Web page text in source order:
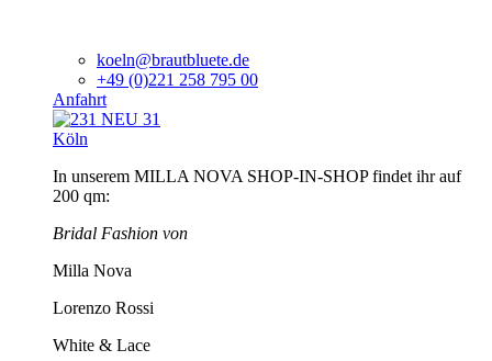
koeln@brautbluete.de
+49 (0)221 258 795 00
Anfahrt
Köln
In unserem MILLA NOVA SHOP-IN-SHOP findet ihr auf
200 qm:
Bridal Fashion von
Milla Nova
Lorenzo Rossi
White & Lace